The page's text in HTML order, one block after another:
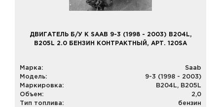
ДВИГАТЕЛЬ Б/У К SAAB 9-3 (1998 - 2003) B204L,
B205L 2.0 БЕНЗИН КОНТРАКТНЫЙ, АРТ. 120SA
Марка:
Saab
Модель:
9-3 (1998 - 2003)
Маркировка:
B204L, B205L
Объем:
2,0
Тип топлива:
бензин